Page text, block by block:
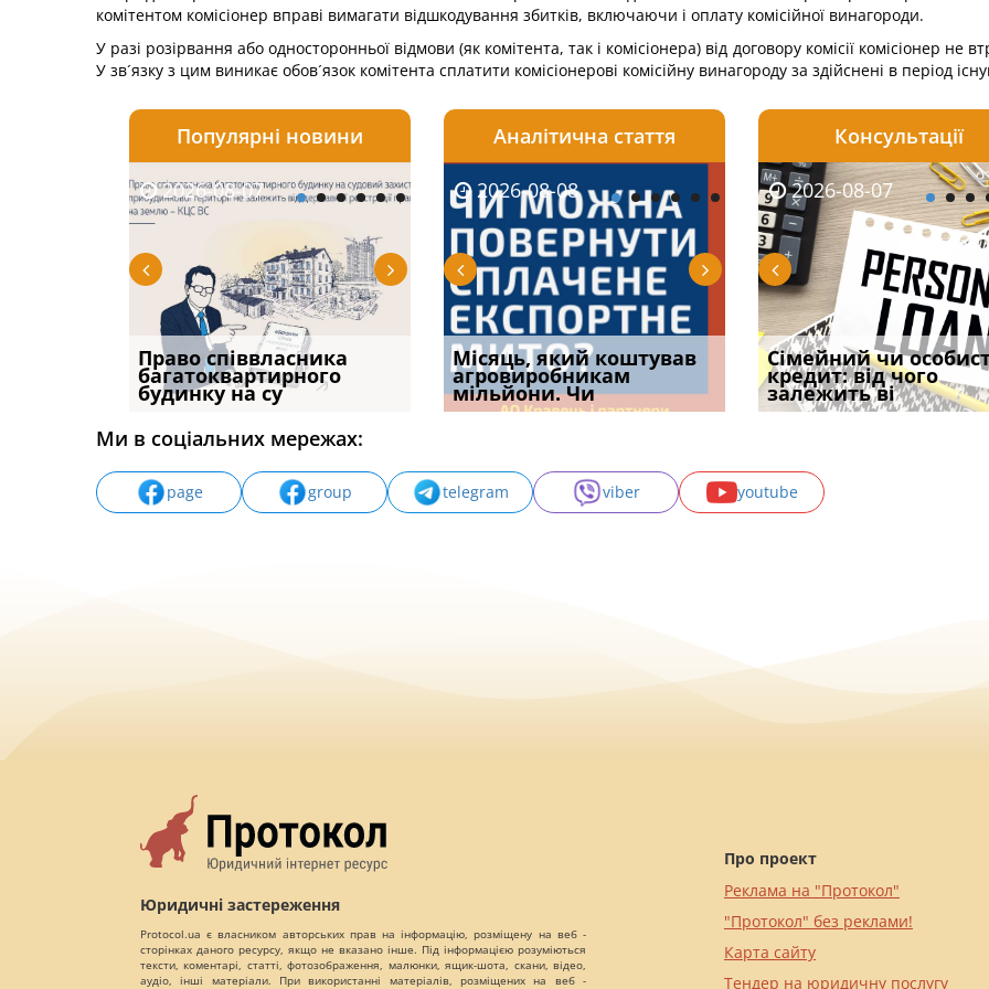
комітентом комісіонер вправі вимагати відшкодування збитків, включаючи і оплату комісійної винагороди.
У разі розірвання або односторонньої відмови (як комітента, так і комісіонера) від договору комісії комісіонер
У зв´язку з цим виникає обов´язок комітента сплатити комісіонерові комісійну винагороду за здійснені в період
Популярні новини
2026-08-07
Право співвласника
багатоквартирного
будинку на су
2026-08-06
Якщо суд встановив для
відшкодування шкоди
наявніс
2026-08-06
Документи, на яких не
проставляється
апостиль: пер
Аналітична стаття
2026-08-03
ФУНДАМЕНТАЛЬНА
ПРОБЛЕМА «СУДОВОЇ
ПРАКТИКИ», АБО ПР
2026-08-08
Місяць, який коштував
агровиробникам
мільйони. Чи
2026-08-07
Огляд практики ВС від
Ростислава Кравця, що
опублі
Консультації
2026-08-05
Чи потрібна ФОП
печатка у 2026 році:
правила засто
2026-08-07
Сімейний чи
кредит: від чого
залежить ві
2026-07-30
Восьмий ААС
підтвердив, що
може скас
Ми в соціальних мережах:
page group telegram viber youtube
Юридичні застереження
Protocol.ua є власником авторських прав на інформацію, розміщену на веб -
сторінках даного ресурсу, якщо не вказано інше. Під інформацією розуміються
тексти, коментарі, статті, фотозображення, малюнки, ящик-шота, скани, відео,
аудіо, інші матеріали. При використанні матеріалів, розміщених на веб -
Про проект
Реклама на "Протокол"
"Протокол" без реклами!
Карта сайту
Тендер на юридичну послугу